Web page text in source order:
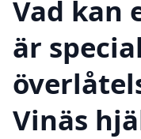
Vad kan
är
Vinäs